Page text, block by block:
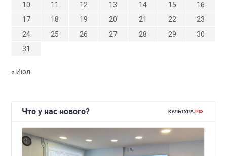
10
11 12 13 14 15
16
17
18 19 20 21 22
23
24
25 26 27 28 29
30
31
« Июл